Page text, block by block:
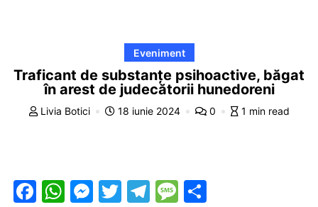
Eveniment
Traficant de substanțe psihoactive, băgat
în arest de judecătorii hunedoreni
Livia Botici 18 iunie 2024 0 1 min read
F
W M T
T
M